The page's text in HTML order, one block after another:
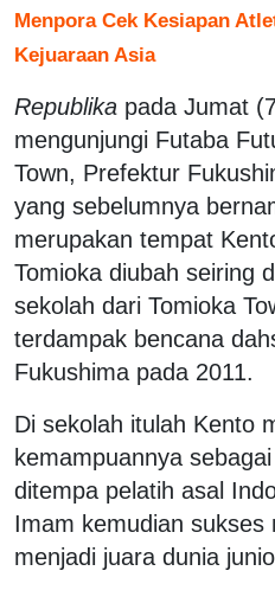
Menpora Cek Kesiapan
Kejuaraan Asia
Republika pada Jumat
mengunjungi Futaba
Town, Prefektur
yang sebelumnya
merupakan tempat
Tomioka diubah seiring
sekolah dari Tomioka
terdampak bencana
Fukushima pada 2011.
Di sekolah itulah Kento
kemampuannya
ditempa pelatih asal
Imam kemudian
menjadi juara dunia